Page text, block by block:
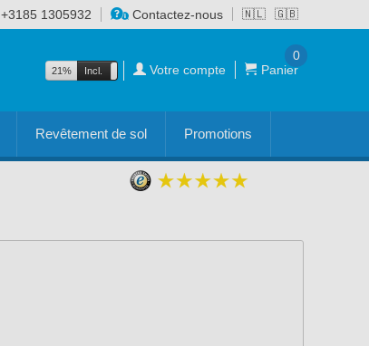
🇳🇱 🇬🇧
+3185 1305932 Contactez-nous
21% Incl. Excl. Votre compte Panier
0
Revêtement de sol Promotions